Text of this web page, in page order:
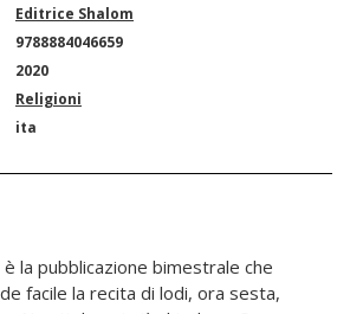
Editrice Shalom
9788884046659
2020
Religioni
ita
è la pubblicazione bimestrale che
facile la recita di lodi, ora sesta,